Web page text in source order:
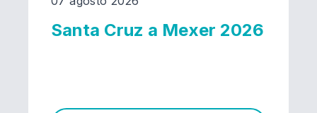
Santa Cruz a Mexer 2026